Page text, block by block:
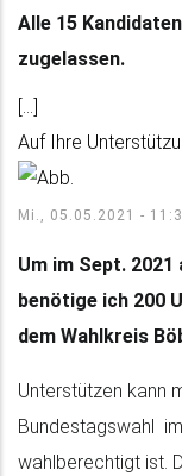
Alle 15
zugelassen.
[...]
Auf Ihre
Mi., 05.05.2021 -
Um im Sept.
benötige ich 200
dem Wahlkreis
Unterstützen kann
Bundestagswahl
wahlberechtigt ist.